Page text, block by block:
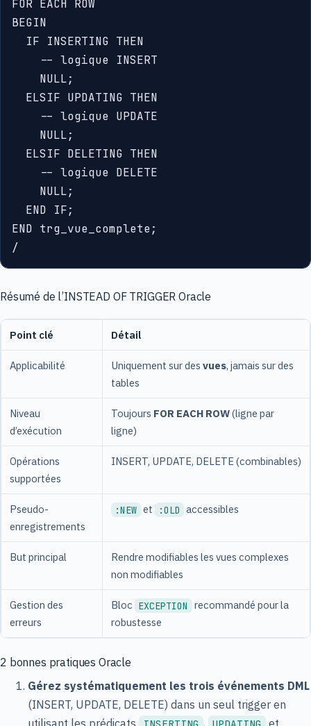
FOR EACH ROW
BEGIN
  IF INSERTING THEN
    -- logique INSERT
    NULL;
  ELSIF UPDATING THEN
    -- logique UPDATE
    NULL;
  ELSIF DELETING THEN
    -- logique DELETE
    NULL;
  END IF;
END trg_vue_complete;
Résumé de l’INSTEAD OF TRIGGER Oracle
Point clé Détail
Applicabilité Uniquement sur des vues, jamais sur des
tables
Niveau
d’exécution
Toujours FOR EACH ROW(ligne par
ligne)
Opérations
supportées
INSERT, UPDATE, DELETE (combinables)
Pseudo-
enregistrements
:NEW et :OLD accessibles
But principal
Rendre modifiables les vues complexes
non modifiables
Gestion des
erreurs
Bloc EXCEPTION
recommandé pour la
robustesse
2 bonnes pratiques Oracle
Gérez systématiquement les trois événements DML
(INSERT, UPDATE, DELETE) dans un seul trigger en
utilisant les prédicats
INSERTING , UPDATING et